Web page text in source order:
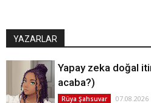
YAZARLAR
Yapay zeka doğal
acaba?)
Rüya Şahsuvar 07.08.2026